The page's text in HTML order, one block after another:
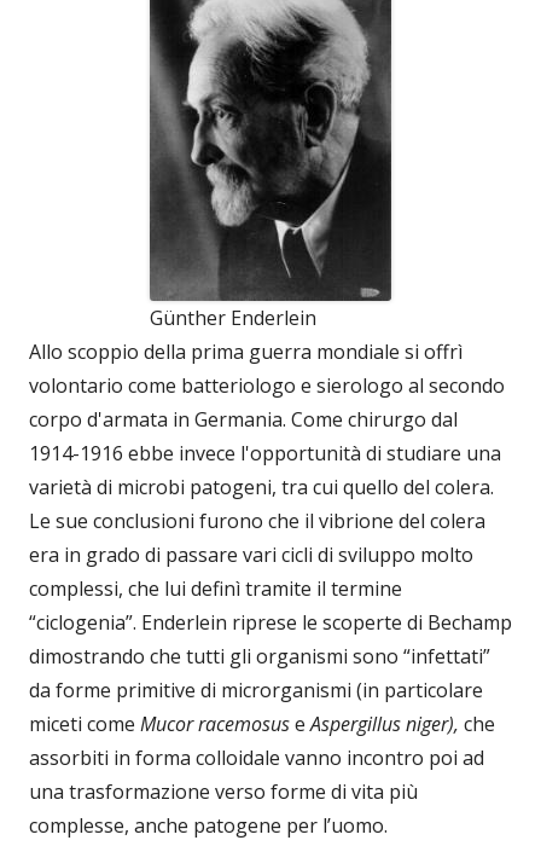
Günther Enderlein
Allo scoppio della prima guerra mondiale si offrì
volontario come batteriologo e sierologo al secondo
corpo d'armata in Germania. Come chirurgo dal
1914-1916 ebbe invece l'opportunità di studiare una
varietà di microbi patogeni, tra cui quello del colera.
Le sue conclusioni furono che il vibrione del colera
era in grado di passare vari cicli di sviluppo molto
complessi, che lui definì tramite il termine
“ciclogenia”. Enderlein riprese le scoperte di Bechamp
dimostrando che tutti gli organismi sono “infettati”
da forme primitive di microrganismi (in particolare
miceti come Mucor racemosuseAspergillus niger), che
assorbiti in forma colloidale vanno incontro poi ad
una trasformazione verso forme di vita più
complesse, anche patogene per l’uomo.